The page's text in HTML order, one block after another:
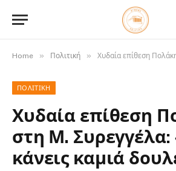
Home » Πολιτική » Χυδαία επίθεση Πολάκη στη Μ. Συρεγγέλα:
ΠΟΛΙΤΙΚΉ
Χυδαία επίθεση
στη Μ. Συρεγγέλα:
κάνεις καμιά